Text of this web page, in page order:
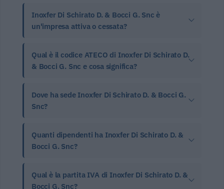
Inoxfer Di Schirato D. & Bocci G. Snc è
un'impresa attiva o cessata?
Qual è il codice ATECO di Inoxfer Di Schirato D.
& Bocci G. Snc e cosa significa?
Dove ha sede Inoxfer Di Schirato D. & Bocci G.
Snc?
Quanti dipendenti ha Inoxfer Di Schirato D. &
Bocci G. Snc?
Qual è la partita IVA di Inoxfer Di Schirato D. &
Bocci G. Snc?